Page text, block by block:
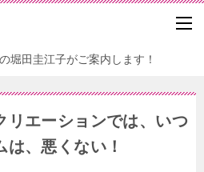
堀田圭江子がご案内します！
リエーションでは、いつ
は、悪くない！